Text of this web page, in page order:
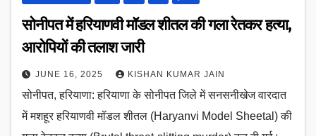
सोनीपत में हरियाणवी मॉडल शीतल की गला रेतकर हत्या,
आरोपियों की तलाश जारी
JUNE 16, 2025 KISHAN KUMAR JAIN
सोनीपत, हरियाणा: हरियाणा के सोनीपत जिले में सनसनीखेज वारदात
में मशहूर हरियाणवी मॉडल शीतल (Haryanvi Model Sheetal) की